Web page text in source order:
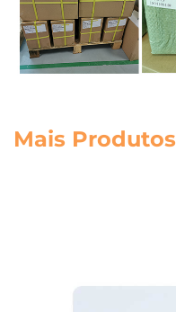
Mais Produtos